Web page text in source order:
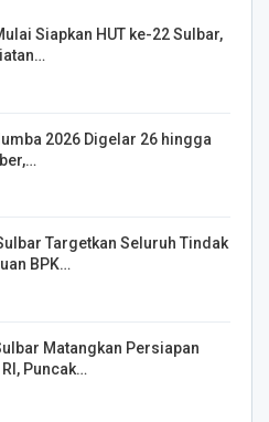
Siapkan HUT ke-22 Sulbar,
2026 Digelar 26 hingga
Targetkan Seluruh Tindak
BPK…
Matangkan Persiapan
Puncak…